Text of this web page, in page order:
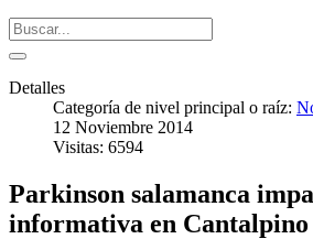
Detalles
Categoría de nivel principal o raíz:
12 Noviembre 2014
Visitas: 6594
Parkinson salamanca
informativa en Cantalpino